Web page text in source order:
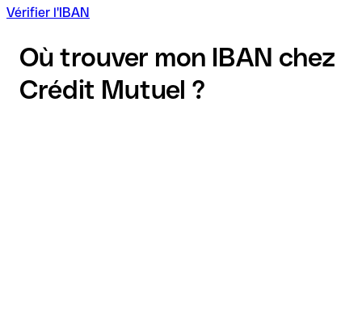
Vérifier l'IBAN
Où trouver mon IBAN chez
Crédit Mutuel ?